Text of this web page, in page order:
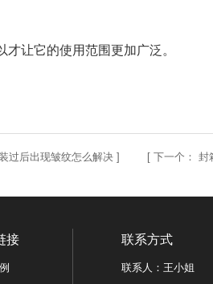
让它的使用范围更加广泛。
过后出现皱纹怎么解决 ] [ 下一个： 封
接 联系方式
联系人：王小姐